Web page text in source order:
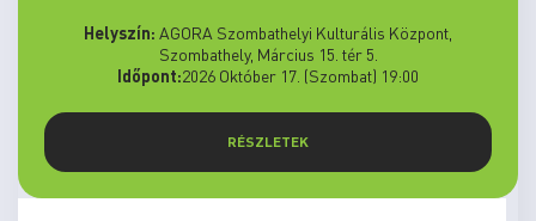
Helyszín: AGORA Szombathelyi Kulturális Központ,
Szombathely, Március 15. tér 5.
Időpont:2026 Október 17. (Szombat) 19:00
RÉSZLETEK